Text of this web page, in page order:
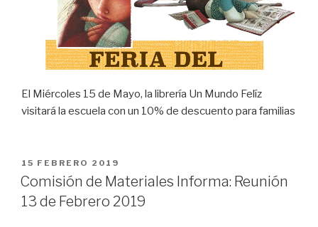
El Miércoles 15 de Mayo, la librería Un Mundo Felíz
visitará la escuela con un 10% de descuento para familias
PUBLICADO
EL
15 FEBRERO 2019
Comisión de Materiales Informa: Reunión
13 de Febrero 2019